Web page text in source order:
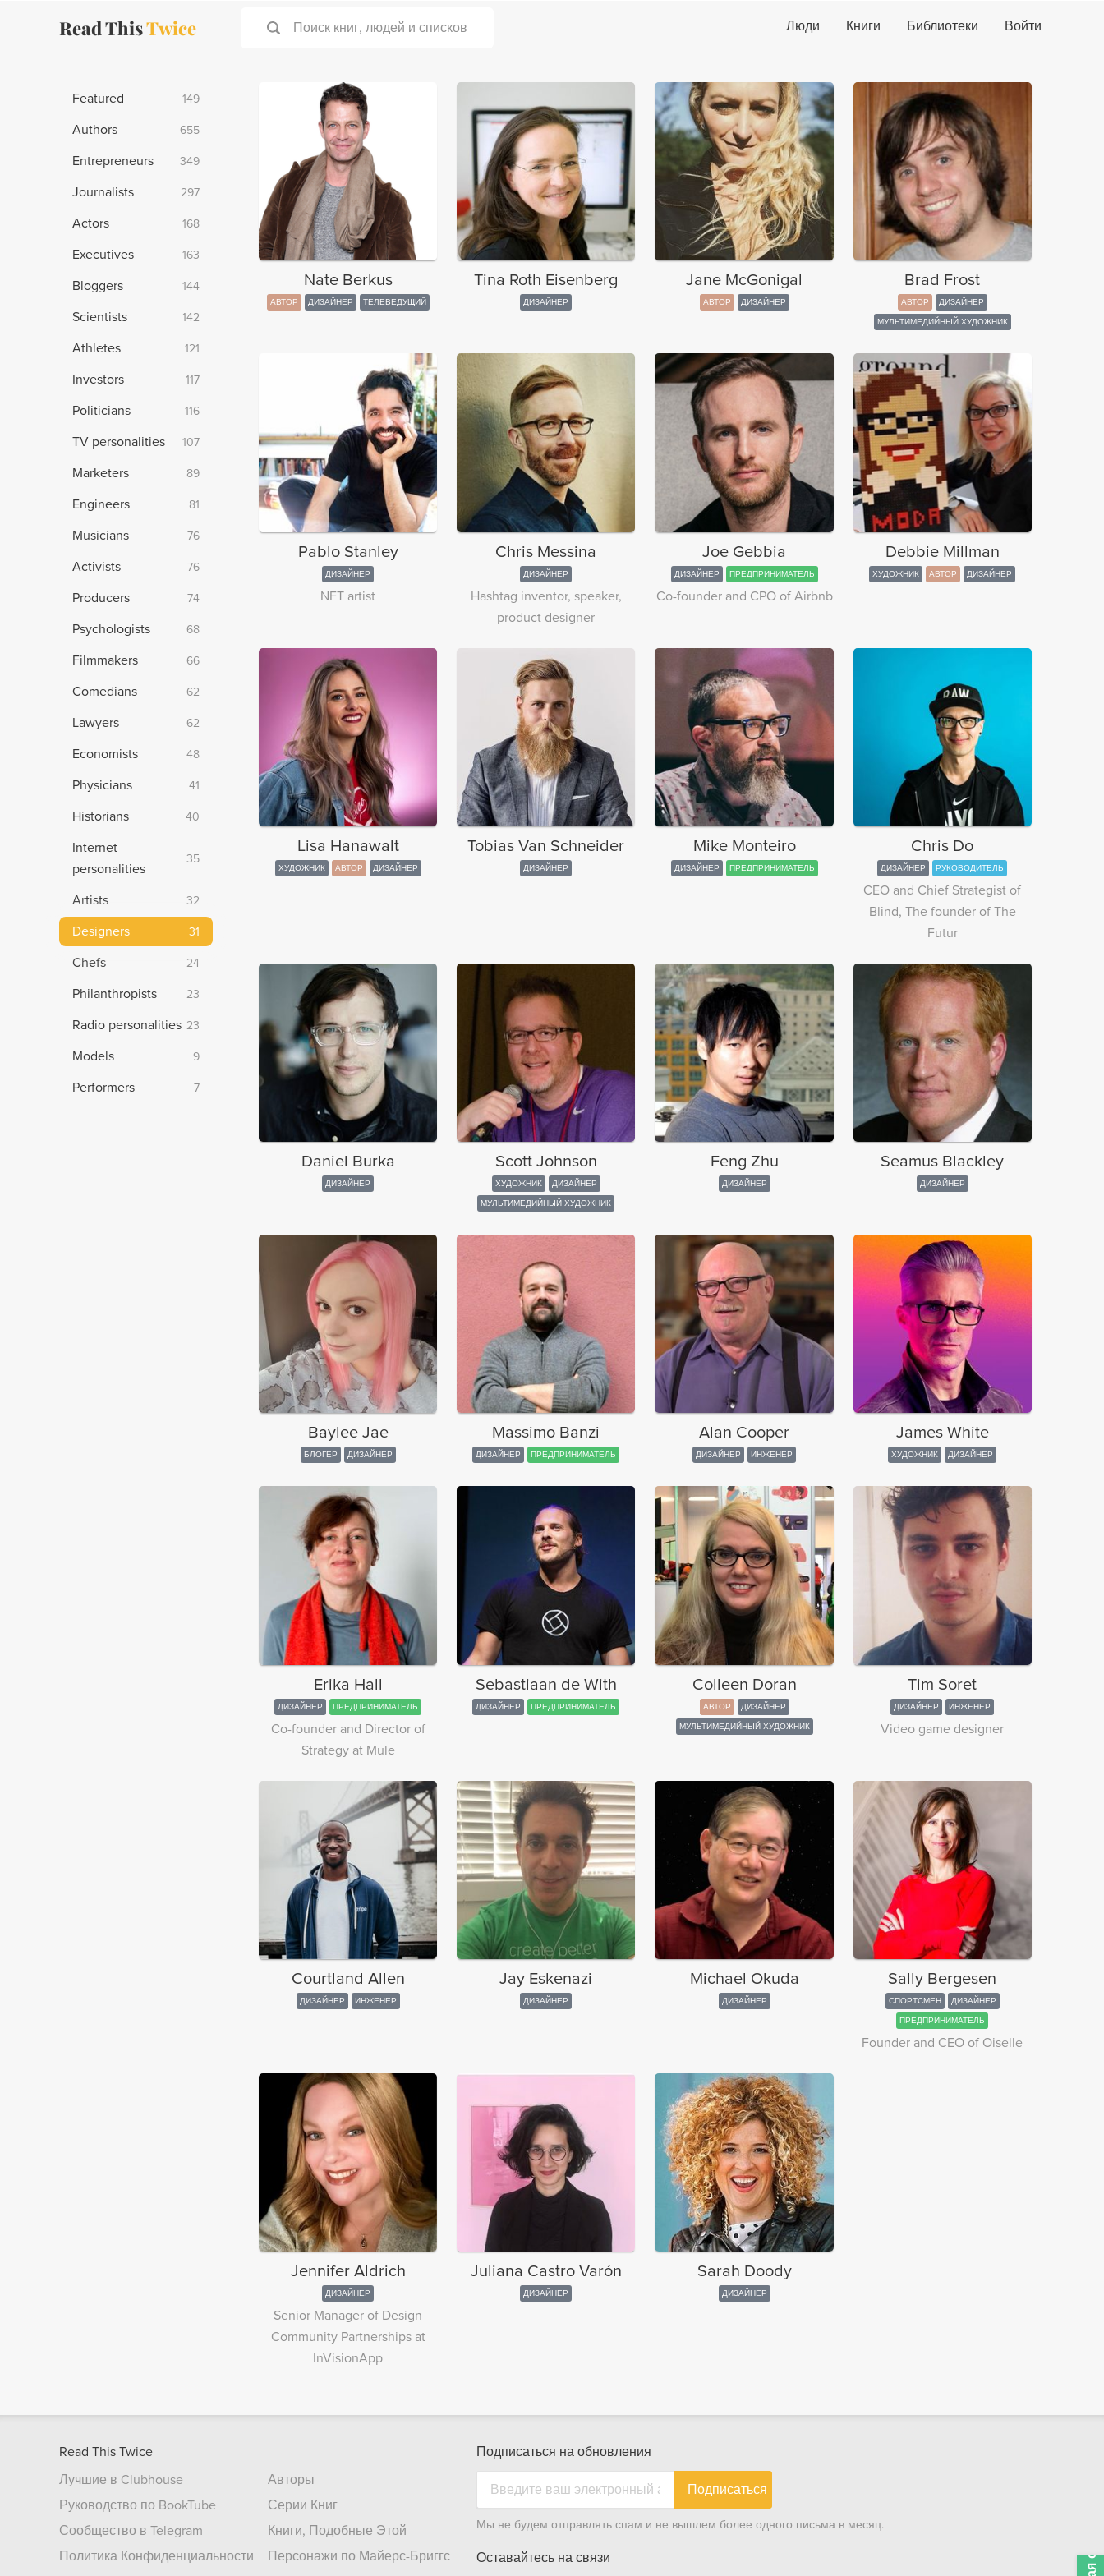
Read ThisTwice Поиск книг, людей и списков Люди Книги Библиотеки Войти
Nate Berkus
АВТОР ДИЗАЙНЕР ТЕЛЕВЕДУЩИЙ
Tina Roth Eisenberg
ДИЗАЙНЕР
Jane McGonigal
АВТОР ДИЗАЙНЕР
Brad Frost
АВТОР
ДИЗАЙНЕР
МУЛЬТИМЕДИЙНЫЙ ХУДОЖНИК
Pablo Stanley
ДИЗАЙНЕР
NFT artist
Chris Messina
ДИЗАЙНЕР
Hashtag inventor, speaker,
product designer
Joe Gebbia
ДИЗАЙНЕР ПРЕДПРИНИМАТЕЛЬ
Co-founder and CPO of Airbnb
Debbie Millman
ХУДОЖНИК АВТОР ДИЗАЙНЕР
Lisa Hanawalt
ХУДОЖНИК АВТОР ДИЗАЙНЕР
Tobias Van Schneider
ДИЗАЙНЕР
Mike Monteiro
ДИЗАЙНЕР ПРЕДПРИНИМАТЕЛЬ
Chris Do
ДИЗАЙНЕР РУКОВОДИТЕЛЬ
CEO and Chief Strategist of
Blind, The founder of The
Futur
Daniel Burka
ДИЗАЙНЕР
Scott Johnson
ХУДОЖНИК
ДИЗАЙНЕР
МУЛЬТИМЕДИЙНЫЙ ХУДОЖНИК
Feng Zhu
ДИЗАЙНЕР
Seamus Blackley
ДИЗАЙНЕР
Baylee Jae
БЛОГЕР ДИЗАЙНЕР
Massimo Banzi
ДИЗАЙНЕР ПРЕДПРИНИМАТЕЛЬ
Alan Cooper
ДИЗАЙНЕР ИНЖЕНЕР
James White
ХУДОЖНИК ДИЗАЙНЕР
Erika Hall
ДИЗАЙНЕР ПРЕДПРИНИМАТЕЛЬ
Co-founder and Director of
Strategy at Mule
Sebastiaan de With
ДИЗАЙНЕР ПРЕДПРИНИМАТЕЛЬ
Colleen Doran
АВТОР
ДИЗАЙНЕР
МУЛЬТИМЕДИЙНЫЙ ХУДОЖНИК
Tim Soret
ДИЗАЙНЕР ИНЖЕНЕР
Video game designer
Courtland Allen
ДИЗАЙНЕР ИНЖЕНЕР
Jay Eskenazi
ДИЗАЙНЕР
Michael Okuda
ДИЗАЙНЕР
Sally Bergesen
СПОРТСМЕН
ДИЗАЙНЕР
ПРЕДПРИНИМАТЕЛЬ
Founder and CEO of Oiselle
Jennifer Aldrich
ДИЗАЙНЕР
Senior Manager of Design
Community Partnerships at
InVisionApp
Juliana Castro Varón
ДИЗАЙНЕР
Sarah Doody
ДИЗАЙНЕР
Featured 149
Authors 655
Entrepreneurs 349
Journalists 297
Actors 168
Executives 163
Bloggers 144
Scientists 142
Athletes 121
Investors 117
Politicians 116
TV personalities 107
Marketers 89
Engineers 81
Musicians 76
Activists 76
Producers 74
Psychologists 68
Filmmakers 66
Comedians 62
Lawyers 62
Economists 48
Physicians 41
Historians 40
Internet
personalities
35
Artists 32
Designers 31
Chefs 24
Philanthropists 23
Radio personalities 23
Models 9
Performers 7
Read This Twice
Лучшие в Clubhouse
Руководство по BookTube
Сообщество в Telegram
Политика Конфиденциальности
Авторы
Серии Книг
Книги, Подобные Этой
Персонажи по Майерс-Бриггс
Подписаться на обновления
Подписаться
Мы не будем отправлять спам и не вышлем более одного письма в месяц.
Оставайтесь на связи